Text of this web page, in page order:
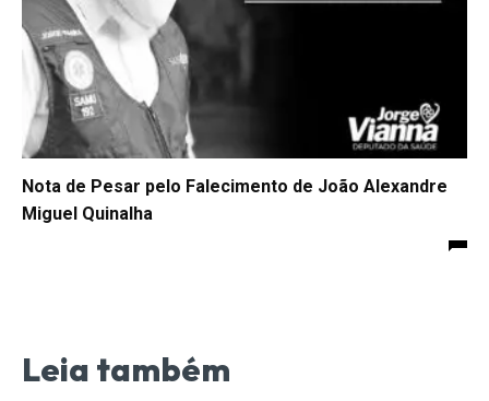
Nota de Pesar pelo Falecimento de João Alexandre
Miguel Quinalha
Leia também